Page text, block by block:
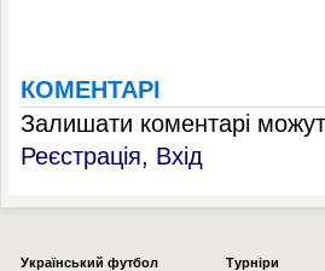
КОМЕНТАРІ
Залишати коментарі
Реєстрація, Вхід
Українcький футбол
Турніри